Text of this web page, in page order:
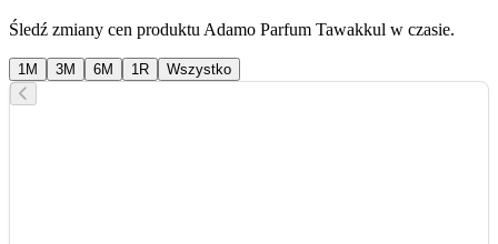
Śledź zmiany cen produktu Adamo Parfum Tawakkul w czasie.
1M 3M 6M 1R Wszystko